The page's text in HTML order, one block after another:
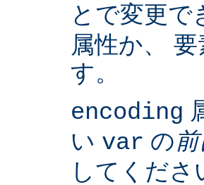
とで変更
属性か、
す。
encoding
い var の
してくださ